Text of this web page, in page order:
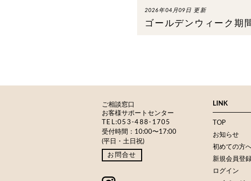
2026年04月09日 更新
ゴールデンウィーク期
ご相談窓口
お客様サポートセンター
TEL:053-488-1705
受付時間：10:00〜17:00
(平日・土日祝)
お問合せ
LINK
TOP
お知らせ
初めての方
新規会員登
ログイン